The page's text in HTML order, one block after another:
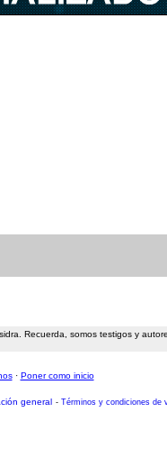
Recuerda, somos testigos y
· Poner como inicio
general - Términos y condiciones de